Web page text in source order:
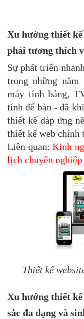
Xu hướng thiết kế
phải tương thích
Sự phát triển
trong những
máy tính bảng,
tính để bàn - đã
thiết kế đáp ứng
thiết kế web chính
Liên quan:Kinh
lịch chuyên
Thiết kế
Xu hướng thiết kế
sắc đa dạng và